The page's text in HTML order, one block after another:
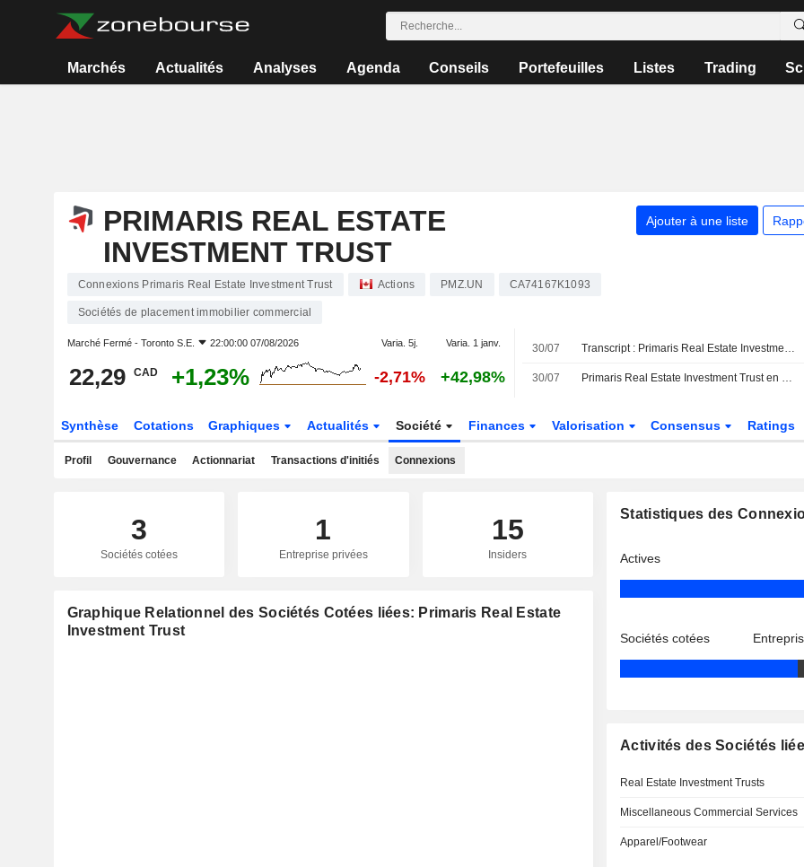
Marchés Actualités Analyses Agenda Conseils Portefeuilles Listes Trading
PRIMARIS REAL ESTATE
INVESTMENT TRUST
Ajouter à une liste
Connexions Primaris Real Estate Investment Trust Actions PMZ.UN CA74167K1093
Sociétés de placement immobilier commercial
Marché Fermé - Toronto S.E. 22:00:00 07/08/2026 Varia. 5j. Varia. 1 janv.
22,29 CAD +1,23% -2,71% +42,98%
30/07 Transcript : Primaris Real Estate Investment Trust, Q2 2026 Earnings Call, Jul 30, 2026
30/07 Primaris Real Estate Investment Trust en quête d'acquisitions
Synthèse Cotations Graphiques Actualités Société Finances Valorisation Consensus Ratings
Profil Gouvernance Actionnariat Transactions d'initiés Connexions
3
Sociétés cotées
1
Entreprise privées
15
Insiders
Graphique Relationnel des Sociétés Cotées liées: Primaris Real Estate
Investment Trust
Statistiques des
Actives
Sociétés cotées
Activités des Sociétés
Real Estate Investment Trusts
Miscellaneous Commercial Services
Apparel/Footwear